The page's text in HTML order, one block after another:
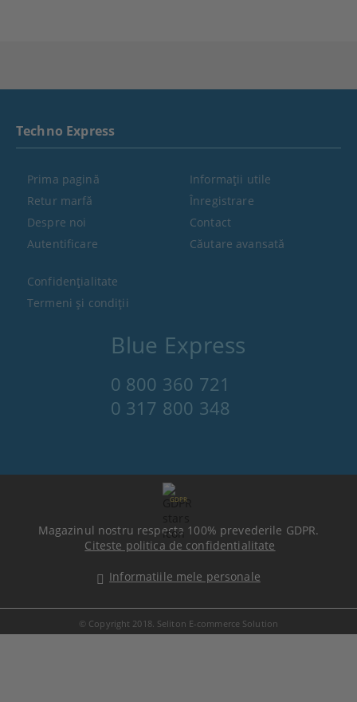
Blue Express
0 800 360 721
0 317 800 348
Techno Express
Prima pagină
Retur marfă
Despre noi
Autentificare
Informaţii utile
Înregistrare
Contact
Căutare avansată
Confidenţialitate
Termeni şi condiţii
GDPR
Magazinul nostru respecta 100% prevederile GDPR.
Citeste politica de confidentialitate
Informatiile mele personale
© Copyright 2018. Seliton E-commerce Solution